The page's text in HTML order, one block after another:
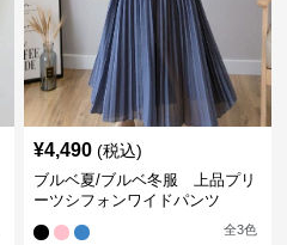
¥4,490 (税込)
ブルベ夏/ブルベ冬服 上品プリ
ーツシフォンワイドパンツ
全3色